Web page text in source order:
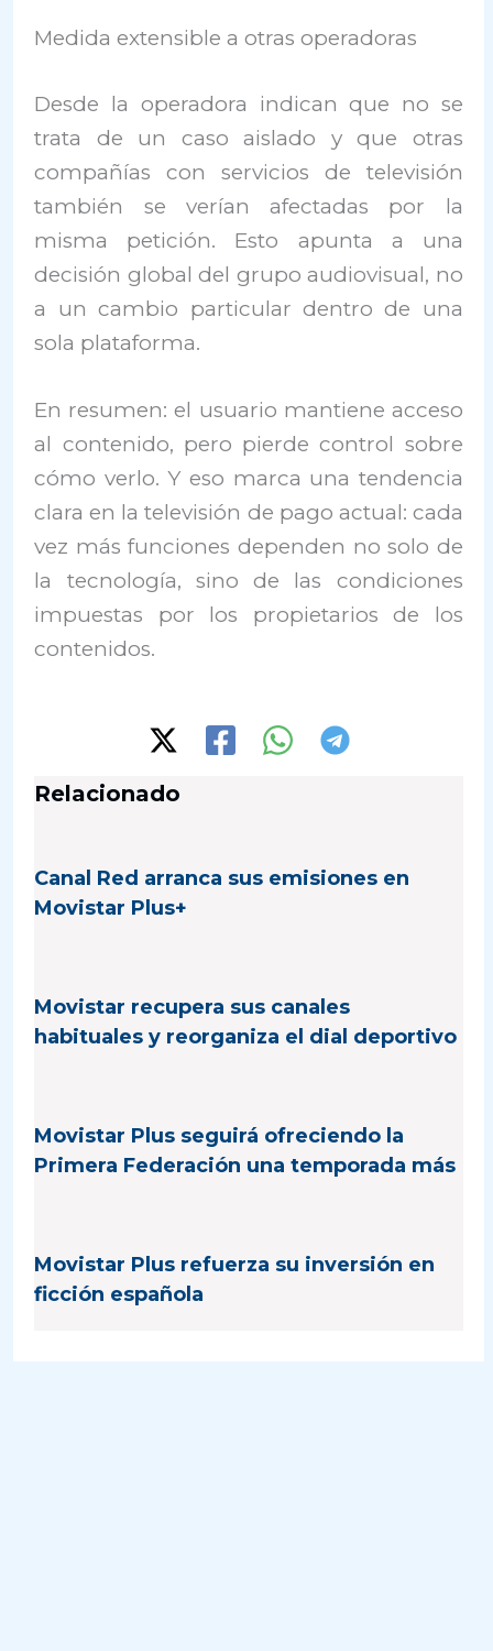
Medida extensible a otras operadoras
Desde la operadora indican que no se
trata de un caso aislado y que otras
compañías con servicios de televisión
también se verían afectadas por la
misma petición. Esto apunta a una
decisión global del grupo audiovisual, no
a un cambio particular dentro de una
sola plataforma.
En resumen: el usuario mantiene acceso
al contenido, pero pierde control sobre
cómo verlo. Y eso marca una tendencia
clara en la televisión de pago actual: cada
vez más funciones dependen no solo de
la tecnología, sino de las condiciones
impuestas por los propietarios de los
contenidos.
Relacionado
Canal Red arranca sus emisiones en
Movistar Plus+
Movistar recupera sus canales
habituales y reorganiza el dial deportivo
Movistar Plus seguirá ofreciendo la
Primera Federación una temporada más
Movistar Plus refuerza su inversión en
ficción española